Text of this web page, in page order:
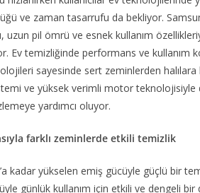
ve zaman tasarrufu da bekliyor.
uzun pil ömrü ve esnek kullanım
Ev temizliğinde performans ve kullanım
sayesinde sert zeminlerden
ve yüksek verimli motor
yardımcı oluyor.
farklı zeminlerde etkili temizlik
kadar yükselen emiş gücüyle güçlü bir
günlük kullanım için etkili ve dengeli bir